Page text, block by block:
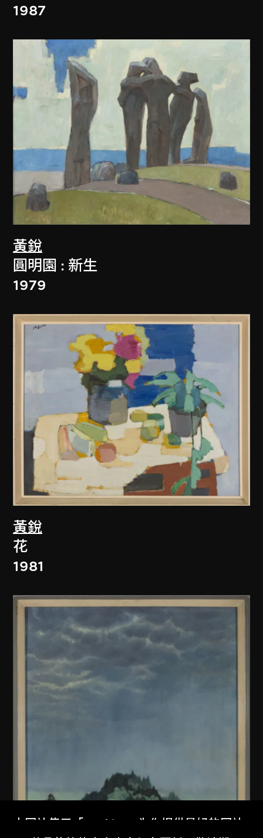
1987
黃銳
圓明園 : 新生
1979
黃銳
花
1981
本网站使用「Cookies」为你提供最好的网站